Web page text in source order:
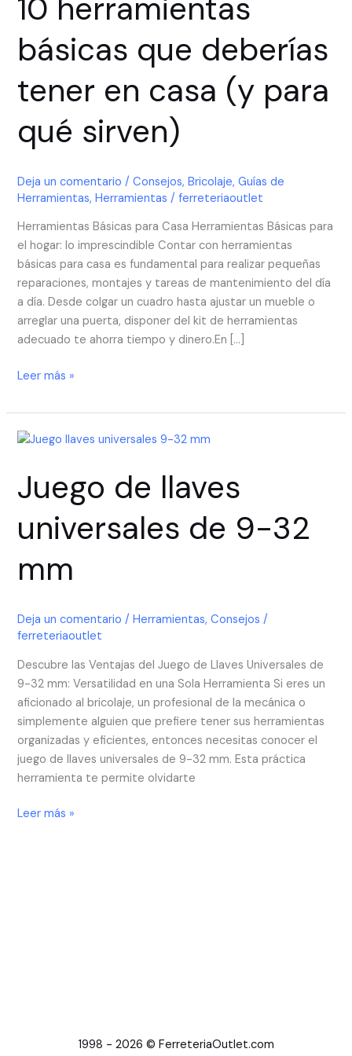
10 herramientas
básicas que deberías
tener en casa (y para
qué sirven)
Deja un comentario /Consejos,Bricolaje,Guías de
Herramientas,Herramientas /ferreteriaoutlet
Herramientas Básicas para Casa Herramientas Básicas para
el hogar: lo imprescindible Contar con herramientas
básicas para casa es fundamental para realizar pequeñas
reparaciones, montajes y tareas de mantenimiento del día
a día. Desde colgar un cuadro hasta ajustar un mueble o
arreglar una puerta, disponer del kit de herramientas
adecuado te ahorra tiempo y dinero.En […]
que
deberías
tener
casa
para
qué
Leer más »
Juego de llaves
universales de 9-32
mm
Deja un comentario /Herramientas,Consejos /
ferreteriaoutlet
Descubre las Ventajas del Juego de Llaves Universales de
9-32 mm: Versatilidad en una Sola Herramienta Si eres un
aficionado al bricolaje, un profesional de la mecánica o
simplemente alguien que prefiere tener sus herramientas
organizadas y eficientes, entonces necesitas conocer el
juego de llaves universales de 9-32 mm. Esta práctica
herramienta te permite olvidarte
Juego
llaves
universales
9-
mm
Leer más »
1998 - 2026 © FerreteriaOutlet.com